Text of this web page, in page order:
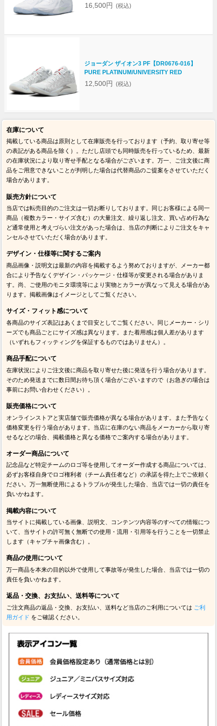
16,500円 (税込)
ジョーダン ザイオン3 PF【DR0676-016】
PURE PLATINUM/UNIVERSITY RED
12,500円 (税込)
在庫について
掲載している商品は原則として在庫販売を行っております（予約、取り寄せ等
の表記がある商品を除く）。ただし店頭でも同時販売を行っているため、最新
の在庫状況により取り寄せ手配となる場合がございます。万一、ご注文後に商
品をご用意できないことが判明した場合は代替商品のご提案をさせていただく
場合があります。
販売方針について
当店では転売目的のご注文は一切お断りしております。同じお客様による同一
商品（複数カラー・サイズ含む）の大量注文、繰り返し注文、買い占め行為な
ど通常使用と考えづらい注文があった場合は、当店の判断によりご注文をキャ
ンセルさせていただく場合があります。
デザイン・仕様等に関するご案内
商品画像・説明文は最新の内容を掲載するよう努めておりますが、メーカー都
合により予告なくデザイン・パッケージ・仕様等が変更される場合がありま
す。尚、ご使用のモニタ環境等により実物とカラーが異なって見える場合があ
ります。掲載画像はイメージとしてご覧ください。
サイズ・フィット感について
各商品のサイズ表記はあくまで目安としてご覧ください。同じメーカー・シリ
ーズでも商品ごとにサイズ感は異なります。また着用感は個人差があります
（いずれもフィッティングを保証するものではありません）。
商品手配について
在庫状況によりご注文後に商品を取り寄せた後に発送を行う場合があります。
そのため発送までに数日間お待ち頂く場合がございますので（お急ぎの場合は
事前にお問い合わせください）。
販売価格について
オンラインストアと実店舗で販売価格が異なる場合があります。また予告なく
価格変更を行う場合があります。当店に在庫のない商品をメーカーから取り寄
せるなどの場合、掲載価格と異なる価格でご案内する場合があります。
オーダー商品について
記念品など特定チームのロゴ等を使用してオーダー作成する商品については、
必ずお客様自身でロゴ権利者（チーム責任者など）の承諾を得た上でご依頼く
ださい。万一無断使用によるトラブルが発生した場合、当店では一切の責任を
負いかねます。
掲載内容について
当サイトに掲載している画像、説明文、コンテンツ内容等のすべての情報につ
いて、当サイトの許可無く無断での使用・流用・引用等を行うことを一切禁止
します（キャプチャ画像含む）。
商品の使用について
万一商品を本来の目的以外で使用して事故等が発生した場合、当店では一切の
責任を負いかねます。
返品・交換、お支払い、送料等について
ご注文商品の返品・交換、お支払い、送料など当店のご利用については ご利
用ガイド をご確認ください。